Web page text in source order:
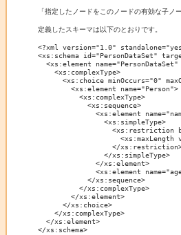
「指定したノードをこのノードの有効な子
定義したスキーマは以下のとおりです。
<?xml version="1.0"
<xs:schema id="PersonDataSet"
<xs:element
    <xs:complexType>
<xs:choice minOccurs="0"
        <xs:element name="Person">
          <xs:complexType>
            <xs:sequence>
<xs:element
                <xs:simpleType>
<xs:restriction
<xs:maxLength
</
                </xs:simpleType>
              </xs:element>
<xs:element
            </xs:sequence>
          </xs:complexType>
        </xs:element>
      </xs:choice>
    </xs:complexType>
  </xs:element>
</xs:schema>